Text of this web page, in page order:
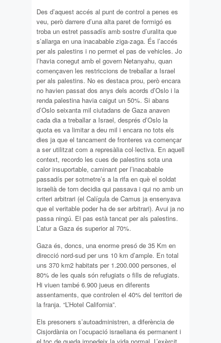
Des d’aquest accés al punt de control a penes es
veu, però darrere d’una alta paret de formigó es
troba un estret passadís amb sostre d’uralita que
s’allarga en una inacabable ziga-zaga. És l’accés
per als palestins i no permet el pas de vehicles. Jo
l’havia conegut amb el govern Netanyahu, quan
començaven les restriccions de treballar a Israel
per als palestins. No es destaca prou, però encara
no havien passat dos anys dels acords d’Oslo i la
renda palestina havia caigut un 50%. Si abans
d’Oslo seixanta mil ciutadans de Gaza anaven
cada dia a treballar a Israel, després d’Oslo la
quota es va limitar a deu mil i encara no tots els
dies ja que el tancament de fronteres va començar
a ser utilitzat com a represàlia col·lectiva. En aquell
context, recordo les cues de palestins sota una
calor insuportable, caminant per l’inacabable
passadís per sotmetre’s a la rifa en què el soldat
israelià de torn decidia qui passava i qui no amb un
criteri arbitrari (el Calígula de Camus ja ensenyava
que el veritable poder ha de ser arbitrari). Avui ja no
passa ningú. El pas està tancat per als palestins.
L’atur a Gaza és superior al 70%.
Gaza és, doncs, una enorme presó de 35 Km en
direcció nord-sud per uns 10 km d’ample. En total
uns 370 km2 habitats per 1.200.000 persones, el
80% de les quals són refugiats o fills de refugiats.
Hi viuen també 6.900 jueus en diferents
assentaments, que controlen el 40% del territori de
la franja. “L’Hotel California”.
Els presoners s’autoadministren, a diferència de
Cisjordània on l’ocupació israeliana és permanent i